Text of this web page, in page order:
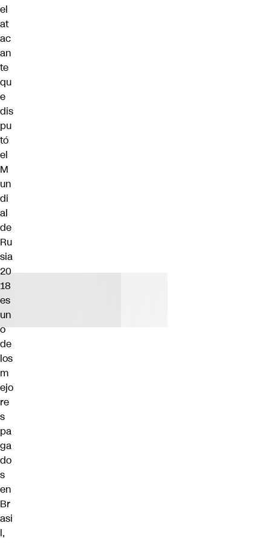
el
at
ac
an
te
qu
e
dis
pu
tó
el
M
un
di
al
de
Ru
sia
20
18
es
un
o
de
los
m
ejo
re
s
pa
ga
do
s
en
Br
asi
l,